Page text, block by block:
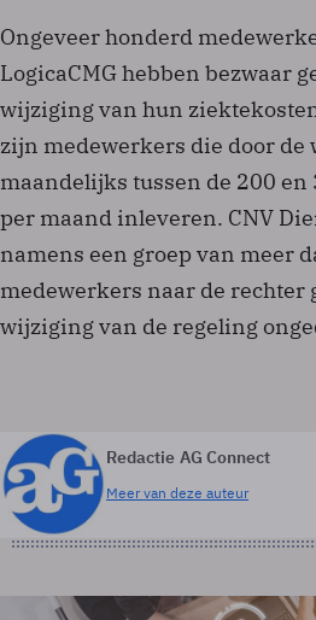
Ongeveer honderd
LogicaCMG hebben bezwaar
wijziging van hun
zijn medewerkers die door de
maandelijks tussen de 200 en
per maand inleveren. CNV
namens een groep van meer
medewerkers naar de rechter
wijziging van de regeling
Redactie AG Connect
Meer van deze auteur